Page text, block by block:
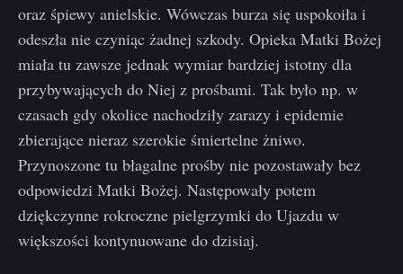
oraz śpiewy anielskie. Wówczas burza się uspokoiła i
odeszła nie czyniąc żadnej szkody. Opieka Matki Bożej
miała tu zawsze jednak wymiar bardziej istotny dla
przybywających do Niej z prośbami. Tak było np. w
czasach gdy okolice nachodziły zarazy i epidemie
zbierające nieraz szerokie śmiertelne żniwo.
Przynoszone tu błagalne prośby nie pozostawały bez
odpowiedzi Matki Bożej. Następowały potem
dziękczynne rokroczne pielgrzymki do Ujazdu w
większości kontynuowane do dzisiaj.